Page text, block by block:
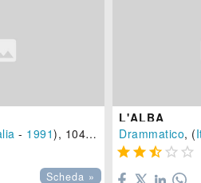
- 1991), 104 min.
Scheda »
L'ALBA
Drammatico, (
    